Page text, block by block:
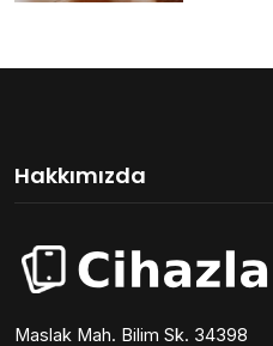
Hakkımızda
Maslak Mah. Bilim Sk. 34398